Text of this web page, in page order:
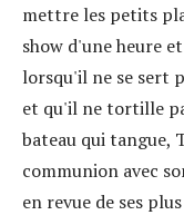
mettre les petits
show d'une heure
lorsqu'il ne se sert
et qu'il ne tortille
bateau qui tangue,
communion avec
en revue de ses